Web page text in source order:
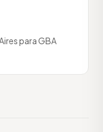
para GBA